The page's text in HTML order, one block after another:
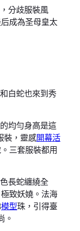
分歧服裝風
成為圣母皇太
白蛇也來到秀
均勻身高是這
裝，靈感開幕活
三套服裝都用
長蛇纏繞全
致妖嬈。法海
模型珠，引得臺
。